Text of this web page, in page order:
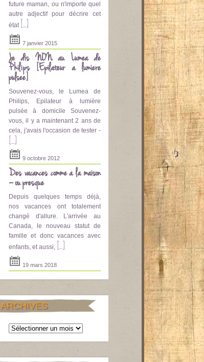
future maman, ou n'importe quel
autre adjectif pour décrire cet
état [...]
7 janvier 2015
Je dis NON au Lumea de
Philips [Epilateur a lumière
pulsee]
Souvenez-vous, le Lumea de
Philips, Epilateur à lumière
pulsée à domicile Souvenez-
vous, il y a maintenant 2 ans de
cela, j'avais l'occasion de tester -
[...]
9 octobre 2012
Des vacances comme à la maison
– ou presque
Depuis quelques temps déjà,
nos vacances ont totalement
changé d'allure. L'arrivée au
Canada, le nouveau statut de
famille et donc vacances avec
enfants, et aussi, [...]
19 mars 2018
ARCHIVES
Archives